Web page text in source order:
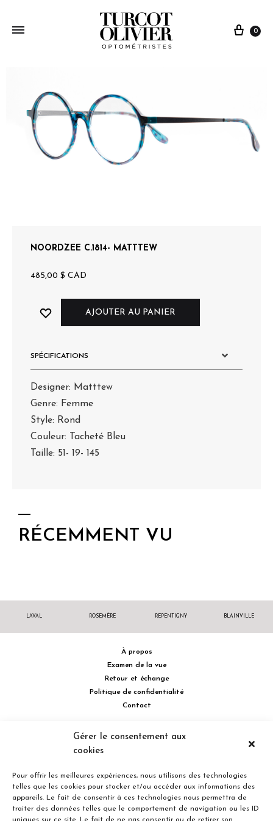
Gérer le consentement aux
cookies
Pour offrir les meilleures expériences, nous utilisons des technologies
telles que les cookies pour stocker et/ou accéder aux informations des
appareils. Le fait de consentir à ces technologies nous permettra de
traiter des données telles que le comportement de navigation ou les ID
0
NOORDZEE C.1814- MATTTEW
485,00 $ CAD
AJOUTER AU PANIER
SPÉCIFICATIONS
Designer: Matttew
Genre: Femme
Style: Rond
Couleur: Tacheté Bleu
Taille: 51- 19- 145
RÉCEMMENT VU
LAVAL ROSEMÈRE REPENTIGNY BLAINVILLE
À propos
Examen de la vue
Retour et échange
Politique de confidentialité
Contact
514 732.0222
Concorde Est, Laval, Québec H7G 2E4 Canada